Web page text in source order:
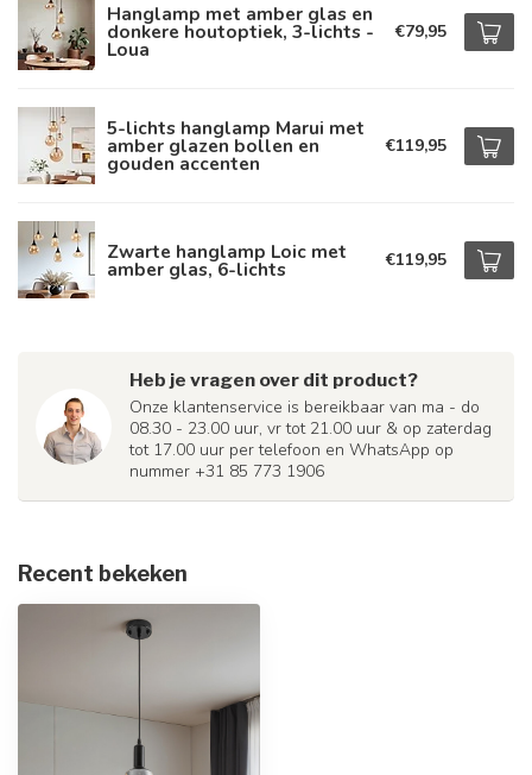
Hanglamp met amber glas en
donkere houtoptiek, 3-lichts -
Loua
€79,95
5-lichts hanglamp Marui met
amber glazen bollen en
gouden accenten
€119,95
Zwarte hanglamp Loic met
amber glas, 6-lichts €119,95
Heb je vragen over dit product?
Onze klantenservice is bereikbaar van ma - do
08.30 - 23.00 uur, vr tot 21.00 uur & op zaterdag
tot 17.00 uur per telefoon en WhatsApp op
nummer +31 85 773 1906
Recent bekeken